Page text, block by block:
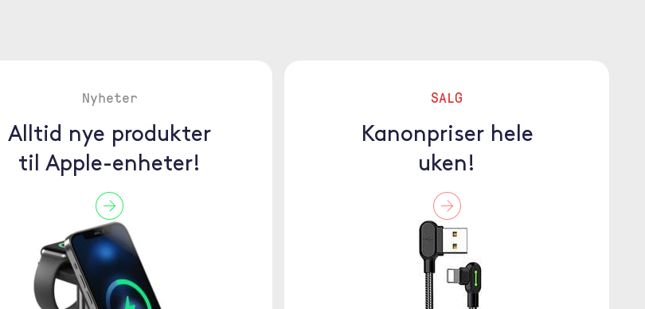
Nyheter
Alltid nye produkter
til Apple-enheter!
SALG
Kanonpriser hele
uken!